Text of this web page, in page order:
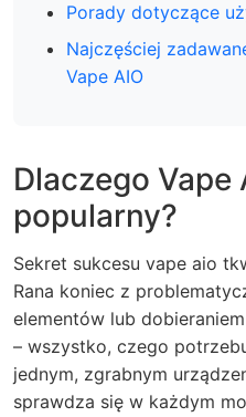
Porady dotyczące
Najczęściej
Vape AIO
Dlaczego Vape
popularny?
Sekret sukcesu vape aio
Rana koniec z
elementów lub
– wszystko, czego
jednym, zgrabnym
sprawdza się w każdym